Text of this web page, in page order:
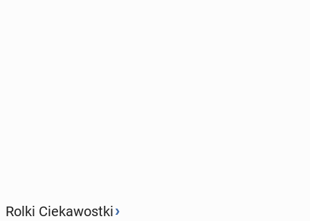
Rolki Ciekawostki›